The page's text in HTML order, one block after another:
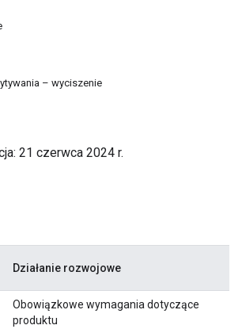
– wyciszenie
21 czerwca 2024 r.
Działanie rozwojowe
Obowiązkowe wymagania dotyczące
produktu